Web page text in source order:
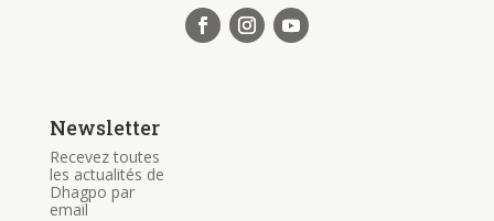
Newsletter
Recevez toutes
les actualités de
Dhagpo par
email